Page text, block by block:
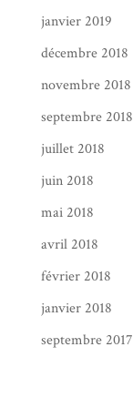
janvier 2019
décembre 2018
novembre 2018
septembre 2018
juillet 2018
juin 2018
mai 2018
avril 2018
février 2018
janvier 2018
septembre 2017